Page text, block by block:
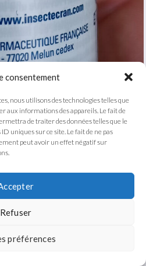
consentement
nous utilisons des technologies telles que
aux informations des appareils. Le fait de
de traiter des données telles que le
uniques sur ce site. Le fait de ne pas
peut avoir un effet négatif sur
Refuser
préférences
d’au moins 50%, actuellement ma
les tiques et moustiques.
en cas de forte chaleur ;
au bout d’une à deux heures,
l’efficacité diminue. Pensez à
et éloignez votre matériel photo,
La substance réagit avec le